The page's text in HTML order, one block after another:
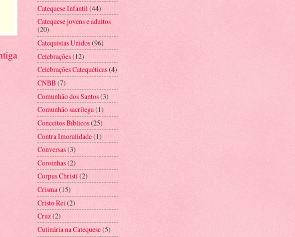
Catequese Infantil (44)
Catequese jovens e adultos
(20)
Catequistas Unidos(96)
Celebrações(12)
Celebrações Catequéticas(4)
CNBB(7)
Comunhão dos Santos(3)
Comunhão sacrílega(1)
Conceitos Bíblicos(25)
Contra Imoralidade(1)
Conversas(3)
Coroinhas(2)
Corpus Christi(2)
Crisma(15)
Cristo Rei (2)
Cruz(2)
Culinária na Catequese(5)